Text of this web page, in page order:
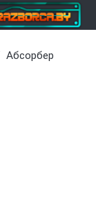
Абсорбер